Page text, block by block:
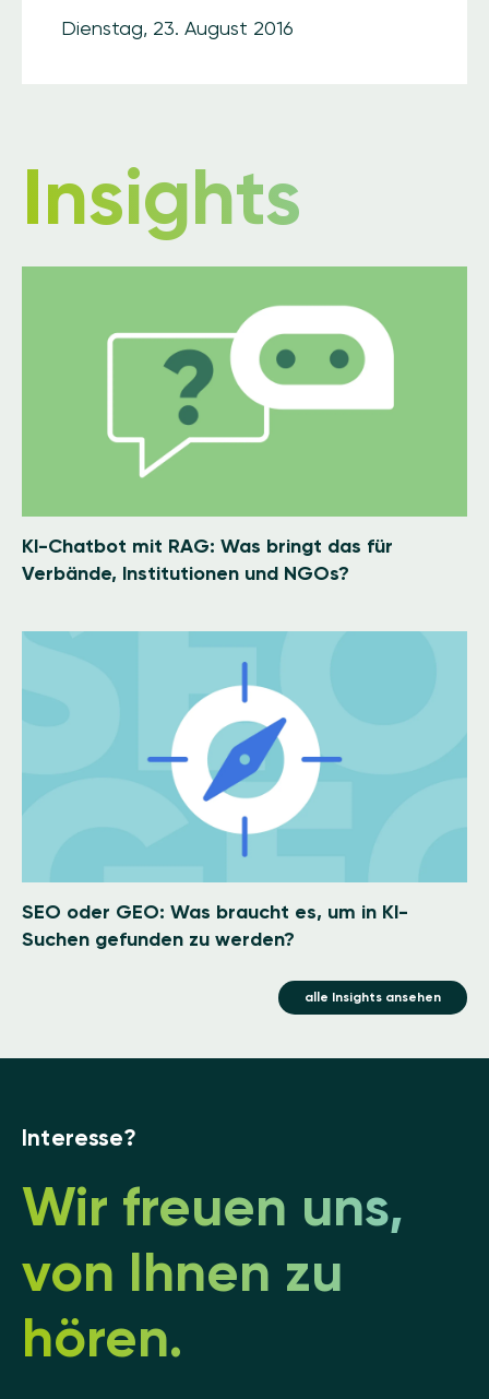
Dienstag, 23. August 2016
Insights
KI-Chatbot mit RAG: Was bringt das für
Verbände, Institutionen und NGOs?
SEO oder GEO: Was braucht es, um in KI-
Suchen gefunden zu werden?
alle Insights ansehen
Interesse?
Wir freuen uns,
von Ihnen zu
hören.